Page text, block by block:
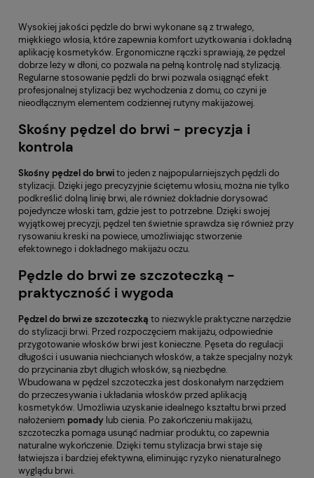
Wysokiej jakości pędzle do brwi wykonane są z trwałego,
miękkiego włosia, które zapewnia komfort użytkowania i dokładną
aplikację kosmetyków. Ergonomiczne rączki sprawiają, że pędzel
dobrze leży w dłoni, co pozwala na pełną kontrolę nad stylizacją.
Regularne stosowanie pędzli do brwi pozwala osiągnąć efekt
profesjonalnej stylizacji bez wychodzenia z domu, co czyni je
nieodłącznym elementem codziennej rutyny makijażowej.
Skośny pędzel do brwi - precyzja i
kontrola
Skośny pędzel do brwito jeden z najpopularniejszych pędzli do
stylizacji. Dzięki jego precyzyjnie ściętemu włosiu, można nie tylko
podkreślić dolną linię brwi, ale również dokładnie dorysować
pojedyncze włoski tam, gdzie jest to potrzebne. Dzięki swojej
wyjątkowej precyzji, pędzel ten świetnie sprawdza się również przy
rysowaniu kreski na powiece, umożliwiając stworzenie
efektownego i dokładnego makijażu oczu.
Pędzle do brwi ze szczoteczką -
praktyczność i wygoda
Pędzel do brwi ze szczoteczką to niezwykle praktyczne narzędzie
do stylizacji brwi. Przed rozpoczęciem makijażu, odpowiednie
przygotowanie włosków brwi jest konieczne. Pęseta do regulacji
długości i usuwania niechcianych włosków, a także specjalny nożyk
do przycinania zbyt długich włosków, są niezbędne.
Wbudowana w pędzel szczoteczka jest doskonałym narzędziem
do przeczesywania i układania włosków przed aplikacją
kosmetyków. Umożliwia uzyskanie idealnego kształtu brwi przed
nałożeniem pomady lub cienia. Po zakończeniu makijażu,
szczoteczka pomaga usunąć nadmiar produktu, co zapewnia
naturalne wykończenie. Dzięki temu stylizacja brwi staje się
łatwiejsza i bardziej efektywna, eliminując ryzyko nienaturalnego
wyglądu brwi.